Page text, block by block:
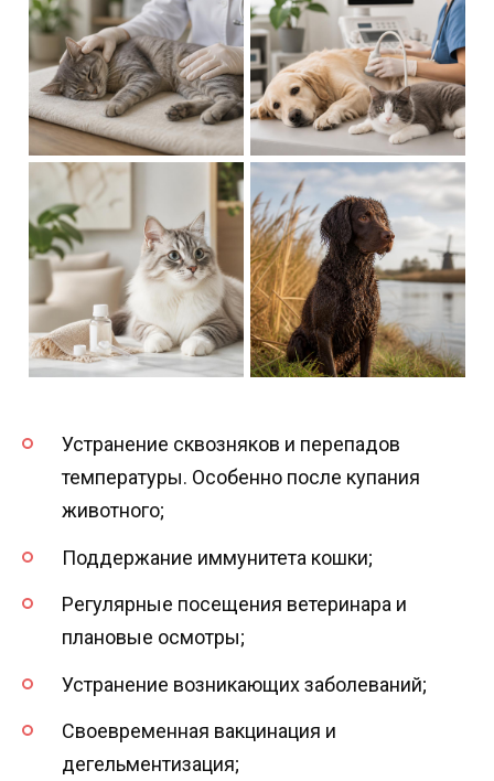
Устранение сквозняков и перепадов
температуры. Особенно после купания
животного;
Поддержание иммунитета кошки;
Регулярные посещения ветеринара и
плановые осмотры;
Устранение возникающих заболеваний;
Своевременная вакцинация и
дегельментизация;